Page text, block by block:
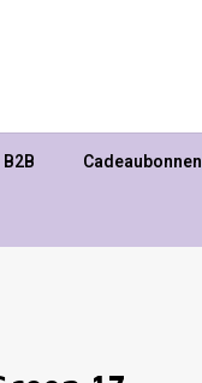
B2B Cadeaubonnen